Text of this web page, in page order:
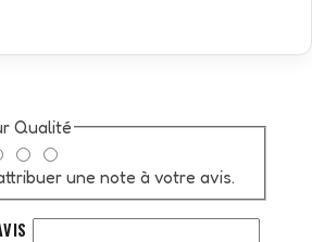
Qualité
une note à votre avis.